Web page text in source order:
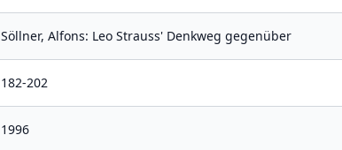
Söllner, Alfons: Leo Strauss' Denkweg gegenüber
182-202
1996